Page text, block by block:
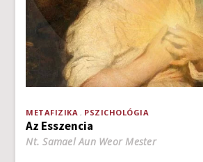
METAFIZIKA PSZICHOLÓGIA
Az Esszencia
Nt. Samael Aun Weor Mester